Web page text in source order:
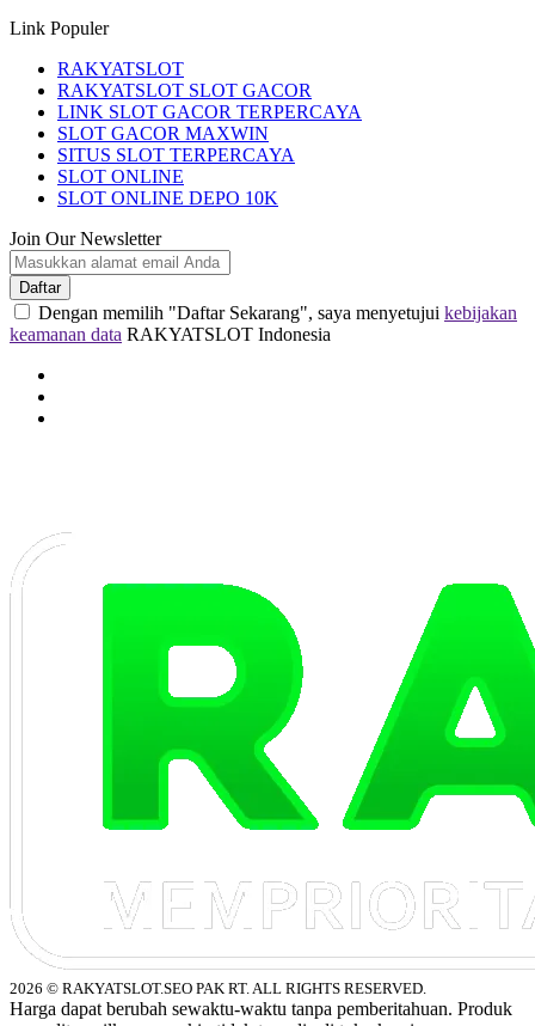
Link Populer
RAKYATSLOT
RAKYATSLOT SLOT GACOR
LINK SLOT GACOR TERPERCAYA
SLOT GACOR MAXWIN
SITUS SLOT TERPERCAYA
SLOT ONLINE
SLOT ONLINE DEPO 10K
Join Our Newsletter
Daftar
Dengan memilih "Daftar Sekarang", saya menyetujui kebijakan
keamanan data RAKYATSLOT Indonesia
2026 © RAKYATSLOT.SEO PAK RT. ALL RIGHTS RESERVED.
Harga dapat berubah sewaktu-waktu tanpa pemberitahuan. Produk